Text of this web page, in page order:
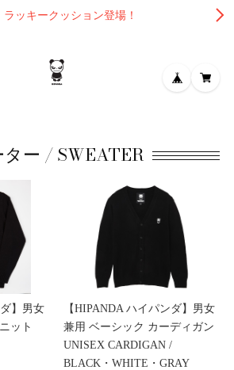
ラッキークッション登場！
ター / SWEATER
】男女
ット
【HIPANDA ハイパンダ】男女
兼用 ベーシック カーディガン
UNISEX CARDIGAN /
BLACK・WHITE・GRAY